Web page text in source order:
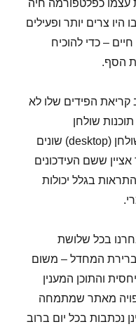
עצמו כפלטפורמה חיה
צרים יותר ופעילים
– כדי להוכיח
הסף.
קריאת הפידים שלו לא
שולחן
המשתמשות בapi. חוקי תוכנת השולחן (desktop) שונים
ששם העידכונים
בגלל יכולות
בכל שלושת
ברירת המחדל – משום
והתוכן המענין
מאתר שמתמחה
נכתבות בכל יום ברוב